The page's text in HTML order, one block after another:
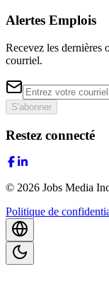
Alertes Emplois
Recevez les dernières
courriel.
S'abonner
Restez connecté
© 2026 Jobs Media
Politique de